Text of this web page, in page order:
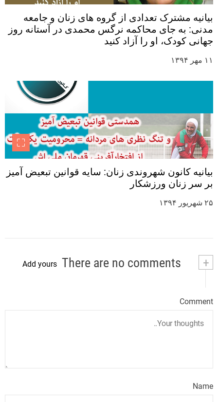
بیانیه مشترک تعدادی از گروه های زنان و جامعه
مدنی: به جای محاکمه نرگس محمدی در آستانه روز
جهانی کودک، او را آزاد کنید
۱۱ مهر ۱۳۹۴
بیانیه کانون شهروندی زنان: سایه قوانین تبعیض آمیز
بر سر زنان ورزشکار
۲۵ شهریور ۱۳۹۴
+
Add yours
Comment
Name